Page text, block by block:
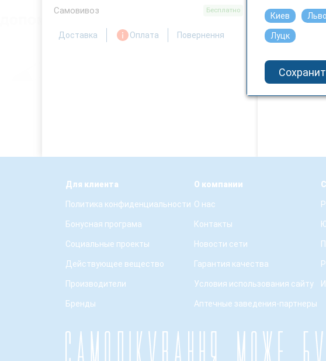
Самовивоз Бесплатно
Доставка Оплата Повернення
Для клиента
Политика конфиденциальности
Бонусная програма
Социальные проекты
Действующее вещество
Производители
Бренды
О компании
О нас
Контакты
Новости сети
Гарантия качества
Условия использования сайту
Аптечные заведения-партнеры
Киев
Луцк